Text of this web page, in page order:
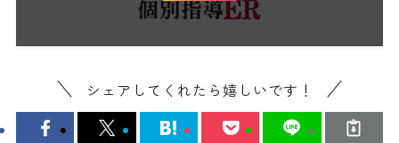
シェアしてくれたら嬉しいです！